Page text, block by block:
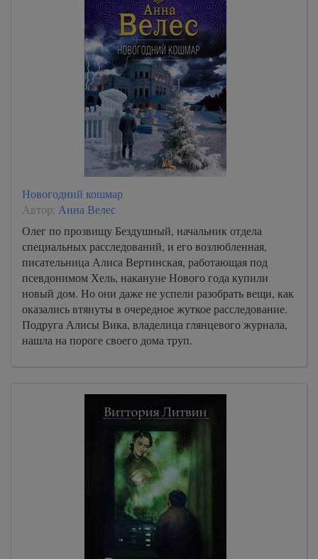
Новогодний кошмар
Автор: Анна Велес
Олег по прозвищу Бездушный, начальник отдела
специальных расследований, и его возлюбленная,
писательница Алиса Вертинская, работающая под
псевдонимом Хель, накануне Нового года купили
новый дом. Но они даже не успели разобрать вещи, как
оказались втянуты в очередное жуткое расследование.
Подруга Алисы Вика, владелица глянцевого журнала,
нашла на пороге своего дома труп.